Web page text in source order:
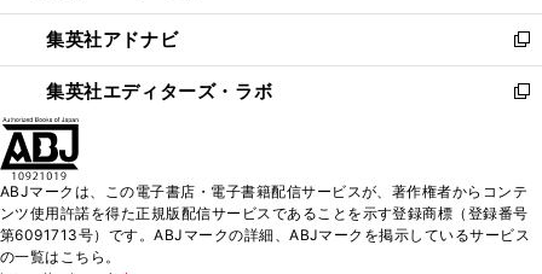
開
く
ウ
で
開
く
ン
ド
ウ
で
ウ
ィ
ン
ド
く
集英社アドナビ
新
し
い
ド
ウ
で
集英社エディターズ・ラボ
新
ィ
ン
ド
ABJマークは、この電子書店・電子書籍配信サービスが、著作権者からコンテ
ンツ使用許諾を得た正規版配信サービスであることを示す登録商標（登録番号
第6091713号）です。ABJマークの詳細、ABJマークを掲示しているサービス
の一覧はこちら。